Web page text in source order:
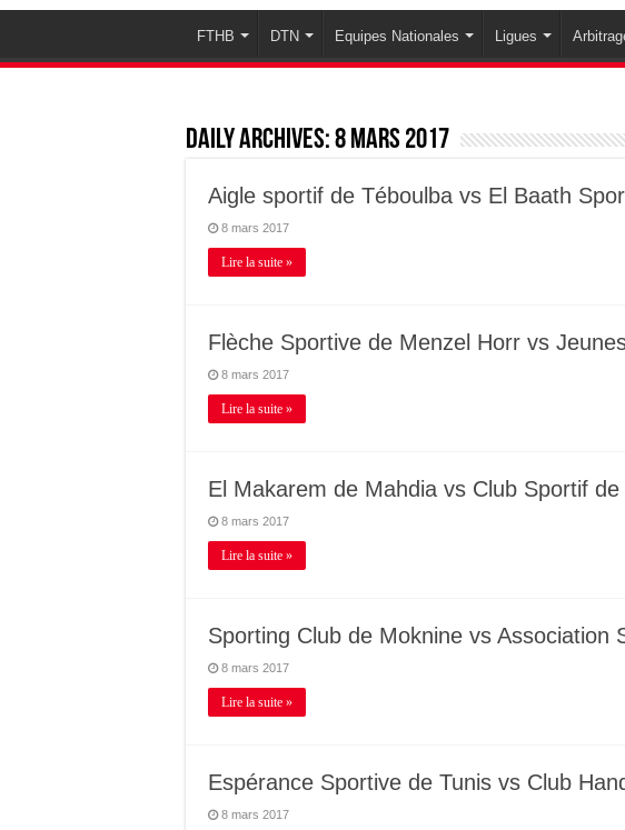
FTHB DTN Equipes Nationales Ligues
Daily Archives:8 mars 2017
Aigle sportif de Téboulba vs El Baath
8 mars 2017
Lire la suite »
Flèche Sportive de Menzel Horr vs
8 mars 2017
Lire la suite »
El Makarem de Mahdia vs Club Sportif
8 mars 2017
Lire la suite »
Sporting Club de Moknine vs Association
8 mars 2017
Lire la suite »
Espérance Sportive de Tunis vs Club
8 mars 2017